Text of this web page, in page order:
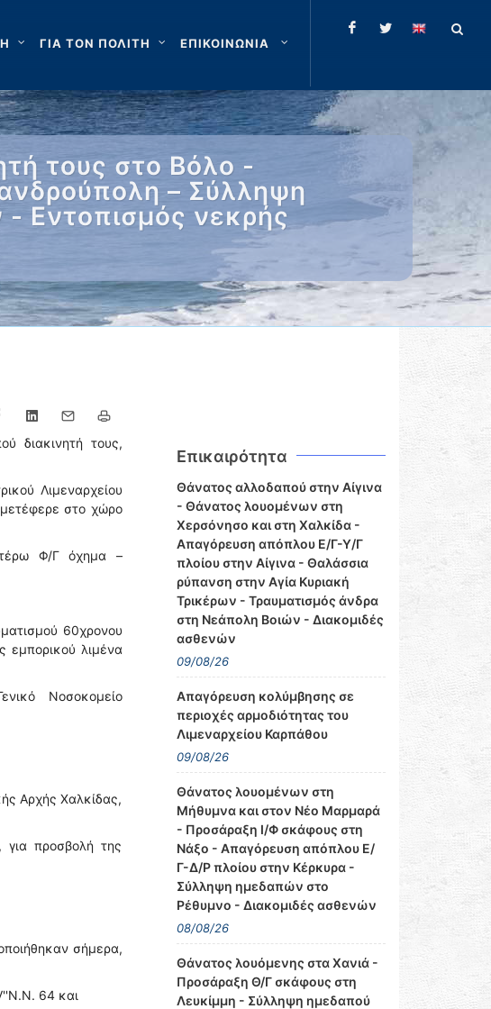
ΓΙΑ ΤΟΝ ΠΟΛΙΤΗ ΕΠΙΚΟΙΝΩΝΙΑ
τους στο Βόλο -
– Σύλληψη
Εντοπισμός νεκρής
διακινητή τους,
Λιμεναρχείου
στο χώρο
Φ/Γ όχημα –
60χρονου
λιμένα
Νοσοκομείο
Αρχής Χαλκίδας,
για προσβολή της
σήμερα,
64 και
Επικαιρότητα
Θάνατος αλλοδαπού στην Αίγινα
- Θάνατος λουομένων στη
Χερσόνησο και στη Χαλκίδα -
Απαγόρευση απόπλου Ε/Γ-Υ/Γ
πλοίου στην Αίγινα - Θαλάσσια
ρύπανση στην Αγία Κυριακή
Τρικέρων - Τραυματισμός άνδρα
στη Νεάπολη Βοιών - Διακομιδές
ασθενών
09/08/26
Απαγόρευση κολύμβησης σε
περιοχές αρμοδιότητας του
Λιμεναρχείου Καρπάθου
09/08/26
Θάνατος λουομένων στη
Μήθυμνα και στον Νέο Μαρμαρά
- Προσάραξη Ι/Φ σκάφους στη
Νάξο - Απαγόρευση απόπλου Ε/
Γ-Δ/Ρ πλοίου στην Κέρκυρα -
Σύλληψη ημεδαπών στο
Ρέθυμνο - Διακομιδές ασθενών
08/08/26
Θάνατος λουόμενης στα Χανιά -
Προσάραξη Θ/Γ σκάφους στη
Λευκίμμη - Σύλληψη ημεδαπού